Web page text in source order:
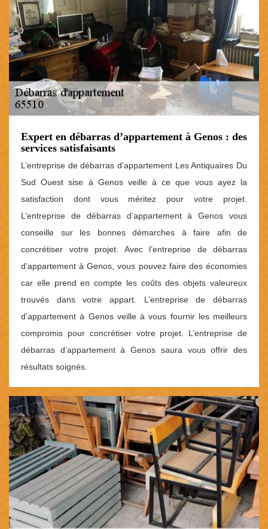
Expert en débarras d’appartement à Genos : des
services satisfaisants
L’entreprise de débarras d’appartement Les Antiquaires Du
Sud Ouest sise à Genos veille à ce que vous ayez la
satisfaction dont vous méritez pour votre projet.
L’entreprise de débarras d’appartement à Genos vous
conseille sur les bonnes démarches à faire afin de
concrétiser votre projet. Avec l’entreprise de débarras
d’appartement à Genos, vous pouvez faire des économies
car elle prend en compte les coûts des objets valeureux
trouvés dans votre appart. L’entreprise de débarras
d’appartement à Genos veille à vous fournir les meilleurs
compromis pour concrétiser votre projet. L’entreprise de
débarras d’appartement à Genos saura vous offrir des
résultats soignés.